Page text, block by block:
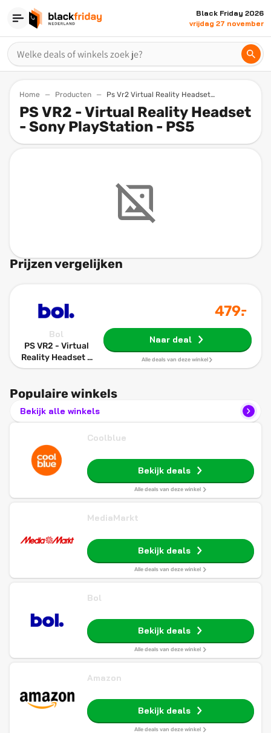
Black Friday 2026
vrijdag 27 november
Home Producten Ps Vr2 Virtual Reality Headset Sony Playstation Ps5
PS VR2 - Virtual Reality Headset
- Sony PlayStation - PS5
Prijzen vergelijken
Bol
PS VR2 - Virtual
Reality Headset -
Sony PlayStation
479.
-
Naar deal
Alle deals van deze winkel
Populaire winkels
Bekijk alle winkels
Coolblue
Bekijk deals
Alle deals van deze winkel
MediaMarkt
Bekijk deals
Alle deals van deze winkel
Bol
Bekijk deals
Alle deals van deze winkel
Amazon
Bekijk deals
Alle deals van deze winkel